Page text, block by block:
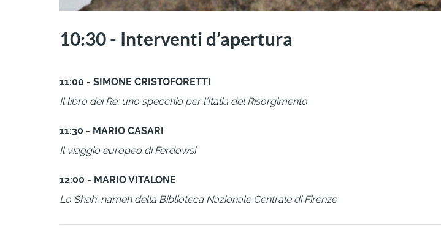
10:30 - Interventi d’apertura
11:00 - SIMONE CRISTOFORETTI
Il libro dei Re: uno specchio per l’Italia del Risorgimento
11:30 - MARIO CASARI
Il viaggio europeo di Ferdowsi
12:00 - MARIO VITALONE
Lo Shah-nameh della Biblioteca Nazionale Centrale di Firenze